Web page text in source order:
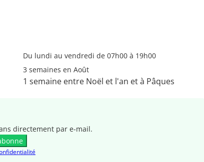
Du lundi au vendredi de 07h00 à 19h00
3 semaines en Août
1 semaine entre Noël et l'an et à Pâques
directement par e-mail.